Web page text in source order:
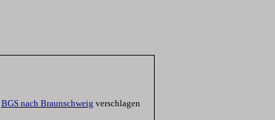
BGS nach Braunschweig verschlagen